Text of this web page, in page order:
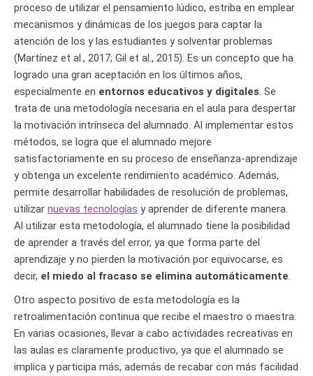
proceso de utilizar el pensamiento lúdico, estriba en emplear
mecanismos y dinámicas de los juegos para captar la
atención de los y las estudiantes y solventar problemas
(Martínez et al., 2017; Gil et al., 2015). Es un concepto que ha
logrado una gran aceptación en los últimos años,
especialmente en entornos educativos y digitales . Se
trata de una metodología necesaria en el aula para despertar
la motivación intrínseca del alumnado. Al implementar estos
métodos, se logra que el alumnado mejore
satisfactoriamente en su proceso de enseñanza-aprendizaje
y obtenga un excelente rendimiento académico. Además,
permite desarrollar habilidades de resolución de problemas,
utilizar nuevas tecnologías y aprender de diferente manera.
Al utilizar esta metodología, el alumnado tiene la posibilidad
de aprender a través del error, ya que forma parte del
aprendizaje y no pierden la motivación por equivocarse, es
decir, el miedo al fracaso se elimina automáticamente
Otro aspecto positivo de esta metodología es la
retroalimentación continua que recibe el maestro o maestra.
En varias ocasiones, llevar a cabo actividades recreativas en
las aulas es claramente productivo, ya que el alumnado se
implica y participa más, además de recabar con más facilidad